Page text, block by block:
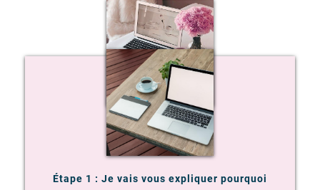
Étape 1 : Je vais vous expliquer pourquoi